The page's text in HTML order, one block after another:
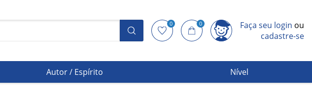
0 0 Faça seu login ou
cadastre-se
Autor / Espírito Nível